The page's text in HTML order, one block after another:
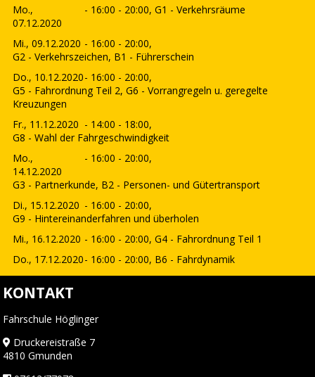
Mo.,
07.12.2020
- 16:00 - 20:00, G1 - Verkehrsräume
Mi., 09.12.2020 - 16:00 - 20:00,
G2 - Verkehrszeichen, B1 - Führerschein
Do., 10.12.2020- 16:00 - 20:00,
G5 - Fahrordnung Teil 2, G6 - Vorrangregeln u. geregelte
Kreuzungen
Fr., 11.12.2020 - 14:00 - 18:00,
G8 - Wahl der Fahrgeschwindigkeit
Mo.,
14.12.2020
- 16:00 - 20:00,
G3 - Partnerkunde, B2 - Personen- und Gütertransport
Di., 15.12.2020 - 16:00 - 20:00,
G9 - Hintereinanderfahren und überholen
Mi., 16.12.2020 - 16:00 - 20:00, G4 - Fahrordnung Teil 1
Do., 17.12.2020- 16:00 - 20:00, B6 - Fahrdynamik
KONTAKT
Fahrschule Höglinger
Druckereistraße 7
4810 Gmunden